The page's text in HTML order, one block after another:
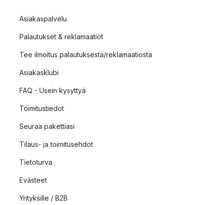
Asiakaspalvelu
Palautukset & reklamaatiot
Tee ilmoitus palautuksesta/reklamaatiosta
Asiakasklubi
FAQ - Usein kysyttyä
Toimitustiedot
Seuraa pakettiasi
Tilaus- ja toimitusehdot
Tietoturva
Evästeet
Yrityksille / B2B